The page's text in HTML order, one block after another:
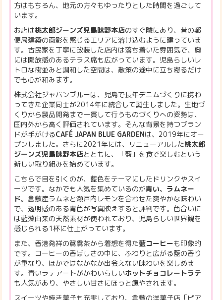
方はもちろん、地元の方々もゆったりとした時間を過ごして
います。
お店は桃太郎ジーンズ児島味野本店のすぐ隣にあり、昔の郵
便局建築の面影を感じるエリアに溶け込むように建っていま
す。古民家を丁寧に改装した店内は落ち着いた雰囲気で、奥
には開放感のあるテラス席も広がっています。児島らしいレ
トロな街並みと調和した空間は、散策の途中に立ち寄るだけ
でも心が和みます。
株式会社ジャパンブルーは、児島で長年デニムづくりに携わ
ってきた企業同士が2014年に統合して誕生しました。生地づ
くりから製品開発まで一貫して行うものづくりへの姿勢は、
国内外から高く評価されています。そんな背景を持つブラン
ドが手がけるCAFÉ JAPAN BLUE GARDENは、2019年にオー
プンしました。さらに2021年には、リニューアルした桃太郎
ジーンズ児島味野本店とともに、「藍」を食で楽しむという
新しい取り組みを始めています。
こちらで目を引くのが、藍色をテーマにしたドリンクやスイ
ーツです。なかでも人気を集めているのが青い、ラムネー
ド。倉敷産ラムネと瀬戸内レモンを合わせた爽やかな味わい
で、透明感のある青色が写真映えすると評判です。色合いに
は藍藻由来の天然素材が使われており、児島らしい世界観を
感じられる1杯に仕上がっています。
また、香港発祥の鴛鴦茶から着想を得た藍コーヒーも印象的
です。コーヒーの香ばしさの中に、ふわりと広がる藍の香り
が重なり、ほかではなかなか出会えない味わいを楽しめま
す。青いラテアートがかわいらしいホットチョコレートラテ
も人気があり、やさしい甘さにほっと癒やされます。
スイーツや焼き菓子も充実しており、倉敷の洋菓子店「ピア